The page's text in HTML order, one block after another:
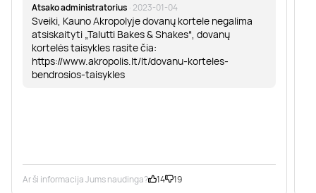
Atsako administratorius · 2023-01-04
Sveiki, Kauno Akropolyje dovanų kortele negalima
atsiskaityti „Talutti Bakes & Shakes“, dovanų
kortelės taisykles rasite čia:
https://www.akropolis.lt/lt/dovanu-korteles-
bendrosios-taisykles
Ar ši informacija Jums naudinga? 14 19